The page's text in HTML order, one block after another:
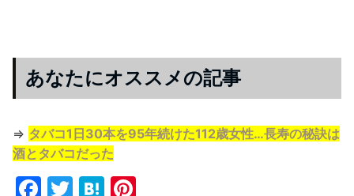
あなたにオススメの記事
⇒ タバコ1日30本を95年続けた112歳女性…長寿の秘訣は
酒とタバコだった
F T H